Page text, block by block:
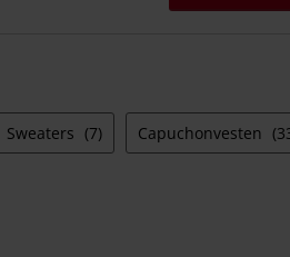
Sweaters (7) Capuchonvesten